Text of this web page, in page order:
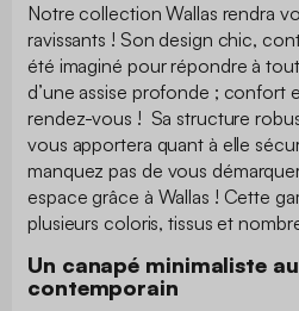
Notre collection Wallas rendra
ravissants ! Son design chic,
été imaginé pour répondre à
d’une assise profonde ; confort
rendez-vous ! Sa structure
vous apportera quant à elle
manquez pas de vous
espace grâce à Wallas ! Cette
plusieurs coloris, tissus et
Un canapé minimaliste
contemporain